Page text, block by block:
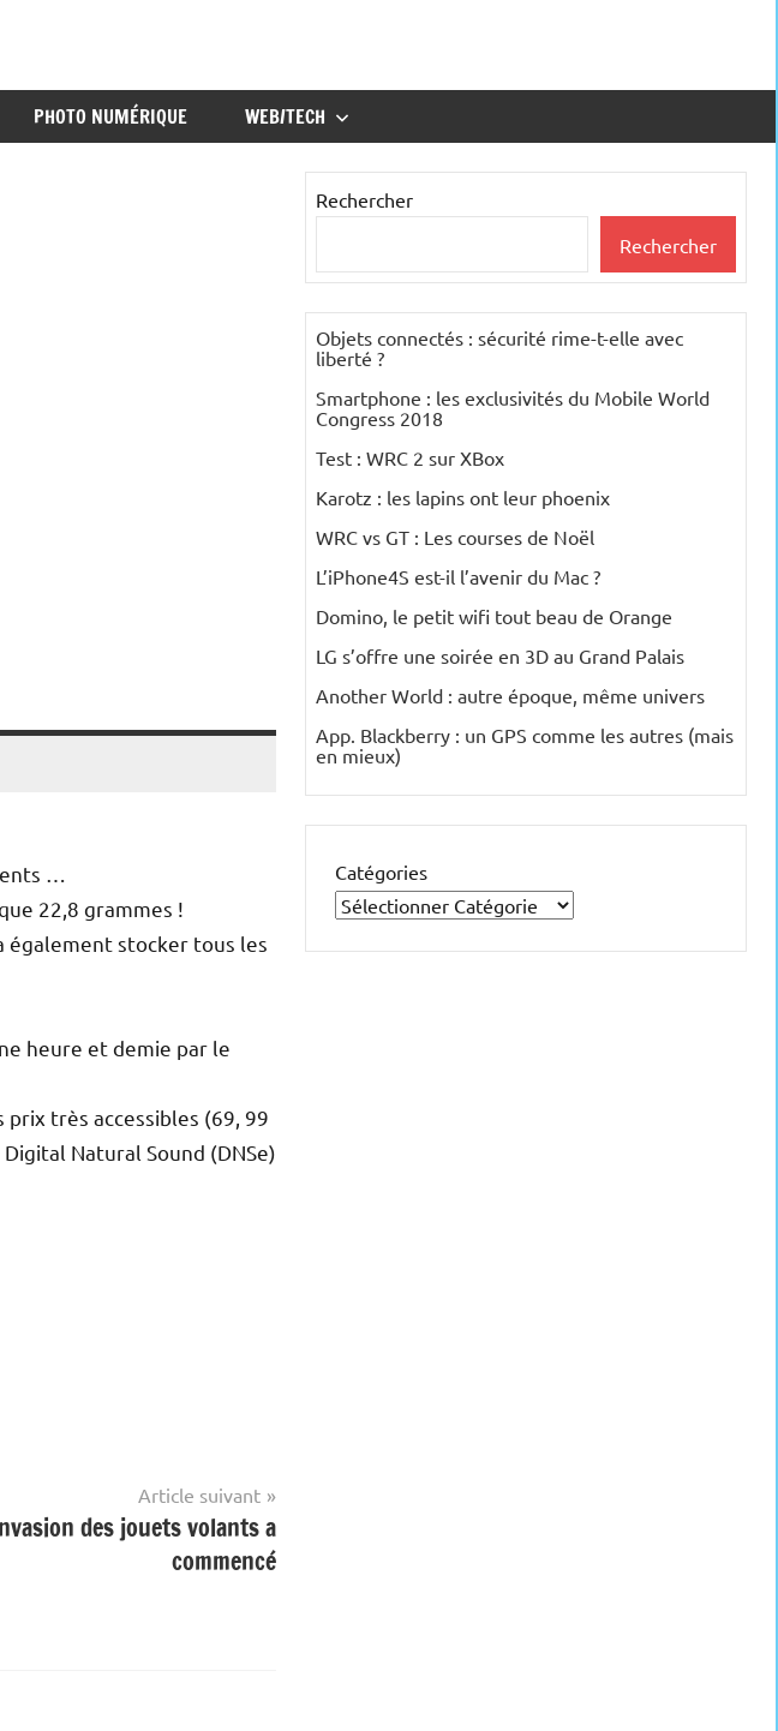
PHOTO NUMÉRIQUE WEB/TECH
…
22,8 grammes !
également stocker tous les
heure et demie par le
prix très accessibles (69, 99
Natural Sound (DNSe)
Article suivant
des jouets volants a
commencé
Rechercher
Rechercher
Objets connectés : sécurité rime-t-elle avec
liberté ?
Smartphone : les exclusivités du Mobile World
Congress 2018
Test : WRC 2 sur XBox
Karotz : les lapins ont leur phoenix
WRC vs GT : Les courses de Noël
L’iPhone4S est-il l’avenir du Mac ?
Domino, le petit wifi tout beau de Orange
LG s’offre une soirée en 3D au Grand Palais
Another World : autre époque, même univers
App. Blackberry : un GPS comme les autres (mais
en mieux)
Catégories